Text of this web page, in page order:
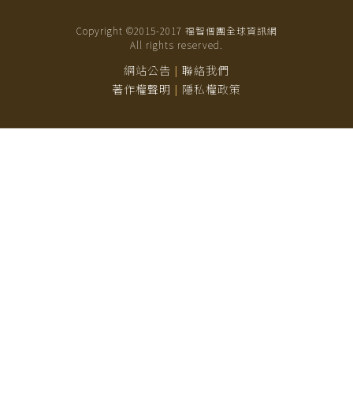
Copyright ©2015-2017 福智僧團全球資訊網
All rights reserved.
網站公告 | 聯絡我們
著作權聲明 | 隱私權政策